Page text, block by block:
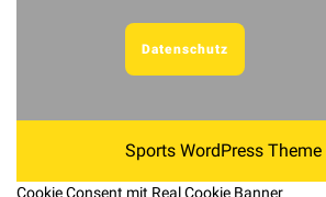
Datenschutz
Sports WordPress Theme
Cookie Consent mit Real Cookie Banner